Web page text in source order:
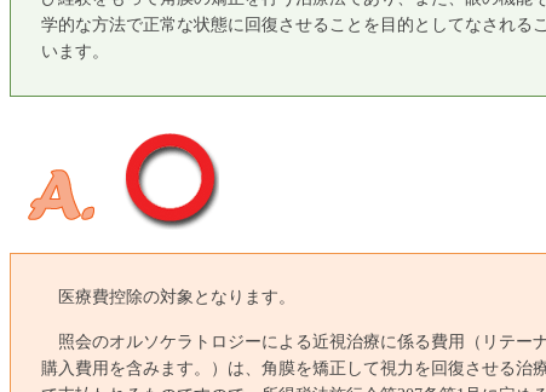
学的な方法で正常な状態に回復させることを目的としてなされる
います。
医療費控除の対象となります。
照会のオルソケラトロジーによる近視治療に係る費用（リテー
購入費用を含みます。）は、角膜を矯正して視力を回復させる治